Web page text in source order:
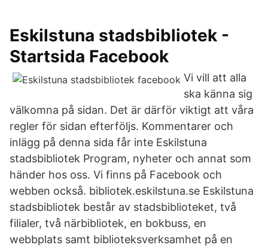
Eskilstuna stadsbibliotek -
Startsida Facebook
Vi vill att alla
ska känna sig
välkomna på sidan. Det är därför viktigt att våra
regler för sidan efterföljs. Kommentarer och
inlägg på denna sida får inte Eskilstuna
stadsbibliotek Program, nyheter och annat som
händer hos oss. Vi finns på Facebook och
webben också. bibliotek.eskilstuna.se Eskilstuna
stadsbibliotek består av stadsbiblioteket, två
filialer, två närbibliotek, en bokbuss, en
webbplats samt biblioteksverksamhet på en